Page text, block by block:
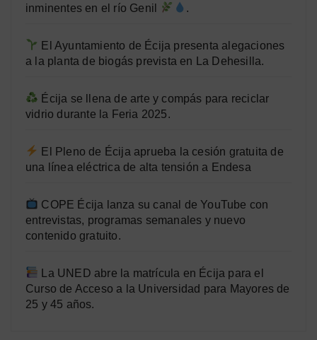
inminentes en el río Genil .
El Ayuntamiento de Écija presenta alegaciones
a la planta de biogás prevista en La Dehesilla.
Écija se llena de arte y compás para reciclar
vidrio durante la Feria 2025.
El Pleno de Écija aprueba la cesión gratuita de
una línea eléctrica de alta tensión a Endesa
COPE Écija lanza su canal de YouTube con
entrevistas, programas semanales y nuevo
contenido gratuito.
La UNED abre la matrícula en Écija para el
Curso de Acceso a la Universidad para Mayores de
25 y 45 años.